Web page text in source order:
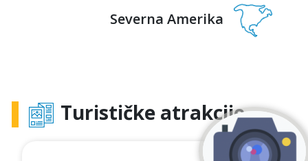
Severna Amerika
Turističke atrakcije